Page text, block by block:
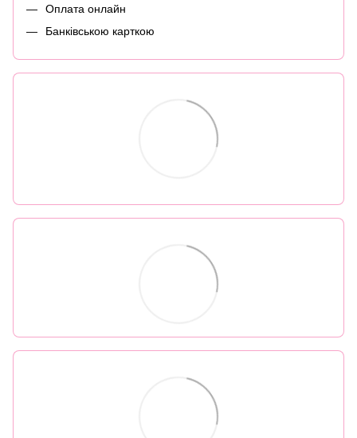
Оплата онлайн
Банківською карткою